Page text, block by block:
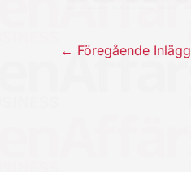
← Föregående Inlägg